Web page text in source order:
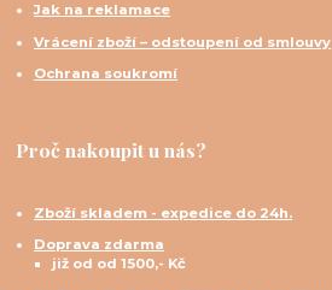
Jak na reklamace
Vrácení zboží – odstoupení od smlouvy
Ochrana soukromí
Proč nakoupit u nás?
Zboží skladem - expedice do 24h.
Doprava zdarma
již od od 1500,- Kč